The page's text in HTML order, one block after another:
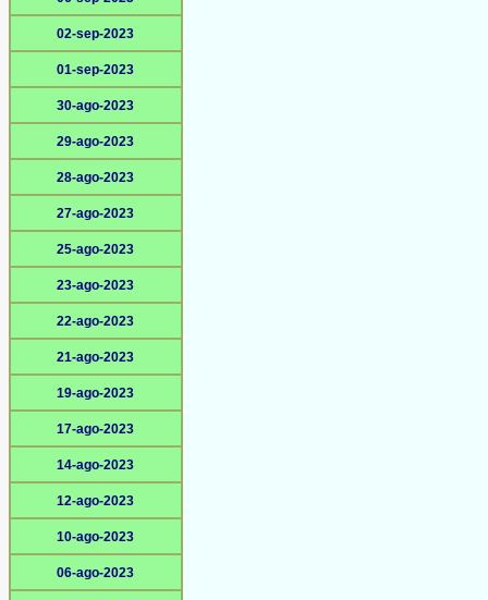
02-sep-2023
01-sep-2023
30-ago-2023
29-ago-2023
28-ago-2023
27-ago-2023
25-ago-2023
23-ago-2023
22-ago-2023
21-ago-2023
19-ago-2023
17-ago-2023
14-ago-2023
12-ago-2023
10-ago-2023
06-ago-2023